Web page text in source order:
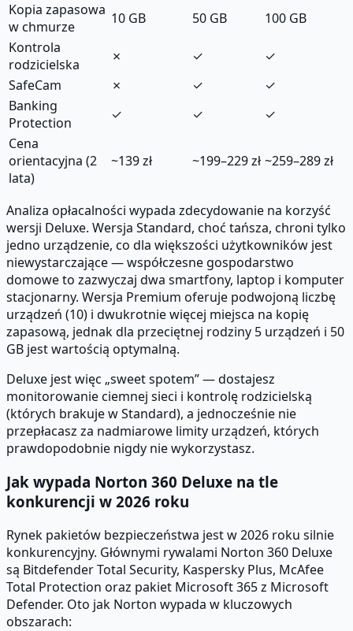
Kopia zapasowa
w chmurze
10 GB 50 GB
100 GB
Kontrola
rodzicielska
✗ ✓
✓
SafeCam
✗ ✓
✓
Banking
Protection
✓ ✓
✓
Cena
orientacyjna (2
lata)
~139 zł ~199–229 zł ~259–289 zł
Analiza opłacalności wypada zdecydowanie na korzyść
wersji Deluxe. Wersja Standard, choć tańsza, chroni tylko
jedno urządzenie, co dla większości użytkowników jest
niewystarczające — współczesne gospodarstwo
domowe to zazwyczaj dwa smartfony, laptop i komputer
stacjonarny. Wersja Premium oferuje podwojoną liczbę
urządzeń (10) i dwukrotnie więcej miejsca na kopię
zapasową, jednak dla przeciętnej rodziny 5 urządzeń i 50
GB jest wartością optymalną.
Deluxe jest więc „sweet spotem” — dostajesz
monitorowanie ciemnej sieci i kontrolę rodzicielską
(których brakuje w Standard), a jednocześnie nie
przepłacasz za nadmiarowe limity urządzeń, których
prawdopodobnie nigdy nie wykorzystasz.
Jak wypada Norton 360 Deluxe na tle
konkurencji w 2026 roku
Rynek pakietów bezpieczeństwa jest w 2026 roku silnie
konkurencyjny. Głównymi rywalami Norton 360 Deluxe
są Bitdefender Total Security, Kaspersky Plus, McAfee
Total Protection oraz pakiet Microsoft 365 z Microsoft
Defender. Oto jak Norton wypada w kluczowych
obszarach: